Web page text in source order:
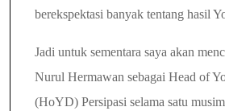
berekspektasi banyak tentang hasil
Jadi untuk sementara saya akan
Nurul Hermawan sebagai Head of
(HoYD) Persipasi selama satu